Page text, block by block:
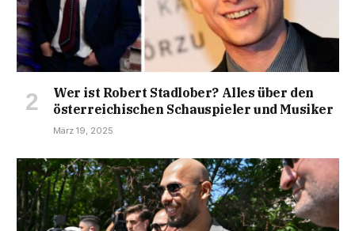
Wer ist Robert Stadlober? Alles über den
österreichischen Schauspieler und Musiker
März 19, 2025